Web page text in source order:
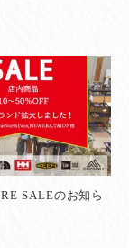
SALEのお知ら